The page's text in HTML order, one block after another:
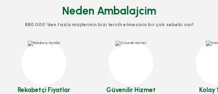
Neden Ambalajcim
880.000 ‘den fazla müşterinin bizi tercih etmesinin bir çok sebebi var!
Rekabetçi Fiyatlar Güvenilir Hizmet Kolay